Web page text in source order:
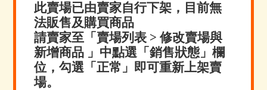
此賣場已由賣家自行下架，目前無
法販售及購買商品
請賣家至「賣場列表 > 修改賣場與
新增商品 」中點選「銷售狀態」欄
位，勾選「正常」即可重新上架賣
場。